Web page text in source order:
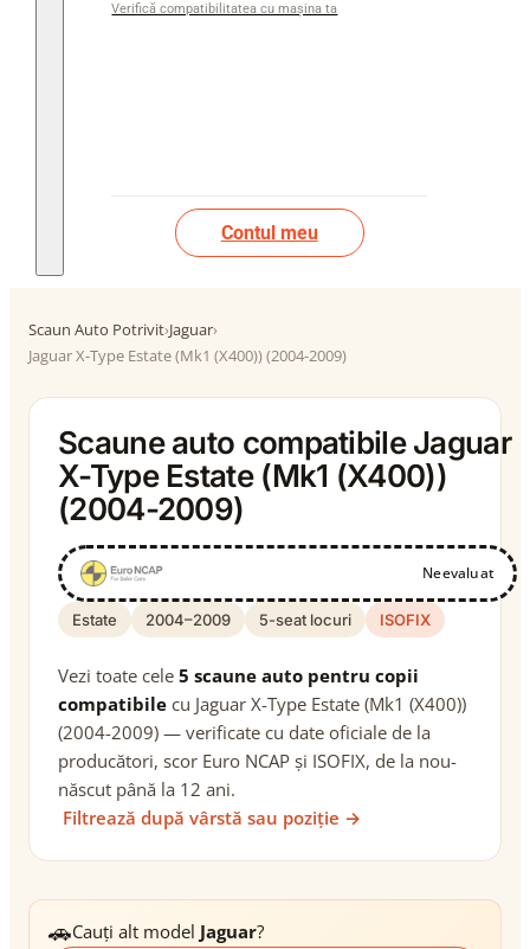
Verifică compatibilitatea cu mașina ta
Contul meu
Scaun Auto Potrivit›Jaguar›
Jaguar X-Type Estate (Mk1 (X400)) (2004-2009)
Scaune auto compatibile Jaguar
X-Type Estate (Mk1 (X400))
(2004-2009)
Neevaluat
Estate 2004–2009 5-seat locuri ISOFIX
Vezi toate cele 5 scaune auto pentru copii
compatibile cu Jaguar X-Type Estate (Mk1 (X400))
(2004-2009) — verificate cu date oficiale de la
producători, scor Euro NCAP și ISOFIX, de la nou-
născut până la 12 ani.
Filtrează după vârstă sau poziție →
🚗Cauți alt model Jaguar?